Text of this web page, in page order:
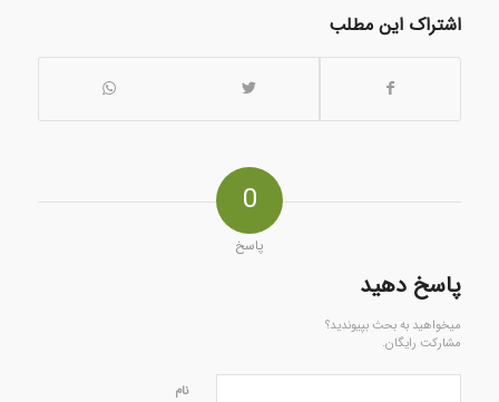
اشتراک این مطلب
0
پاسخ
پاسخ دهید
میخواهید به بحث بپیوندید؟
مشارکت رایگان.
نام